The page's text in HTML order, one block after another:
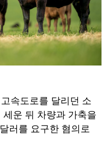
속도로를 달리던 소
운 뒤 차량과 가축을
러를 요구한 혐의로